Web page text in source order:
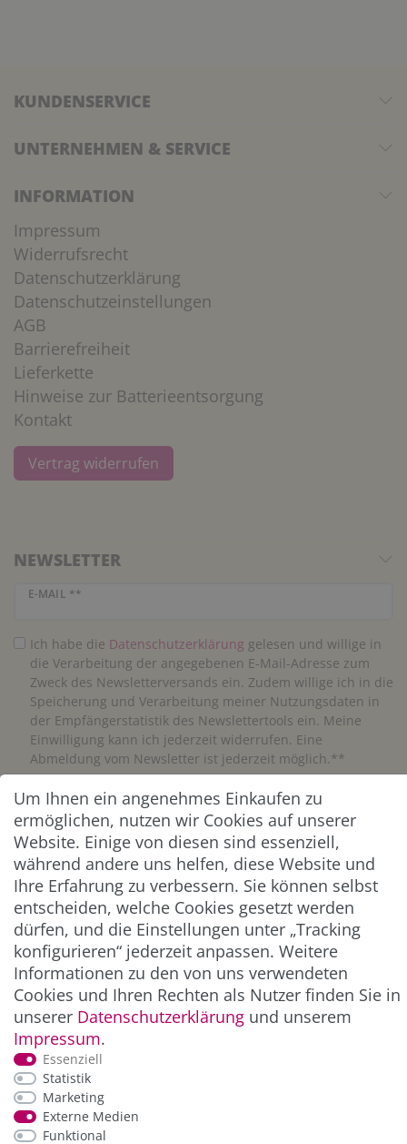
KUNDENSERVICE
UNTERNEHMEN & SERVICE
INFORMATION
Impressum
Widerrufsrecht
Datenschutzerklärung
Datenschutzeinstellungen
AGB
Barrierefreiheit
Lieferkette
Hinweise zur Batterieentsorgung
Kontakt
Vertrag widerrufen
NEWSLETTER
E-MAIL **
Newsletter Honig
Ich habe die Daten­schutz­erklärung gelesen und willige in
die Verarbeitung der angegebenen E-Mail-Adresse zum
Zweck des Newsletterversands ein. Zudem willige ich in die
Speicherung und Verarbeitung meiner Nutzungsdaten in
der Empfängerstatistik des Newslettertools ein. Meine
Einwilligung kann ich jederzeit widerrufen. Eine
Abmeldung vom Newsletter ist jederzeit möglich.**
Abonnieren
** Hierbei handelt es sich um ein Pflichtfeld.
ZAHLUNG & VERSAND
*Alle Preise inkl. der gesetzl. MwSt. zzgl.
und Versandkosten
Um Ihnen ein angenehmes Einkaufen zu
ermöglichen, nutzen wir Cookies auf unserer
Website. Einige von diesen sind essenziell,
während andere uns helfen, diese Website und
Ihre Erfahrung zu verbessern. Sie können selbst
entscheiden, welche Cookies gesetzt werden
dürfen, und die Einstellungen unter „Tracking
konfigurieren“ jederzeit anpassen. Weitere
Informationen zu den von uns verwendeten
Cookies und Ihren Rechten als Nutzer finden Sie in
unserer Daten­schutz­erklärung und unserem
Impressum.
Essenziell
Statistik
Marketing
Externe Medien
Funktional